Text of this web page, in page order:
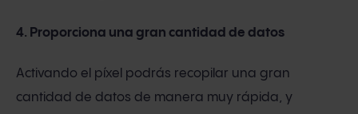
4. Proporciona una gran cantidad de datos
Activando el píxel podrás recopilar una gran
cantidad de datos de manera muy rápida, y